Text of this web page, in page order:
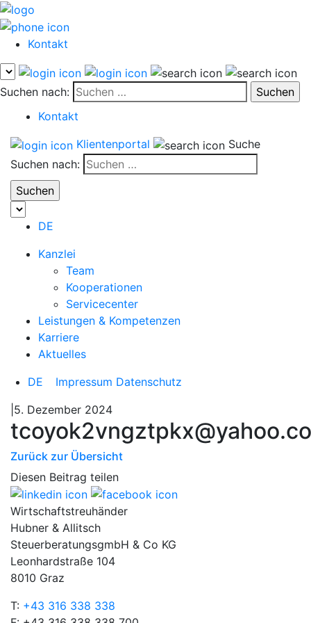
Kontakt
Suchen nach:
Kontakt
Klientenportal
Suche
Suchen nach:
DE
Kanzlei
Team
Kooperationen
Servicecenter
Leistungen & Kompetenzen
Karriere
Aktuelles
DE
Impressum Datenschutz
|5. Dezember 2024
Zurück zur Übersicht
Diesen Beitrag teilen
Wirtschaftstreuhänder
Hubner & Allitsch
SteuerberatungsgmbH & Co KG
Leonhardstraße 104
8010 Graz
T: +43 316 338 338